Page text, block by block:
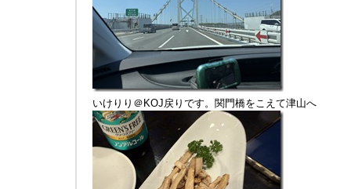
いけりり＠KOJ戻りです。関門橋をこえて津山へ